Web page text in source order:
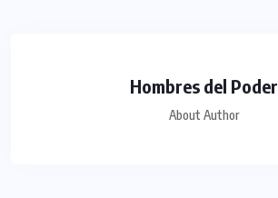
Hombres del Poder
About Author